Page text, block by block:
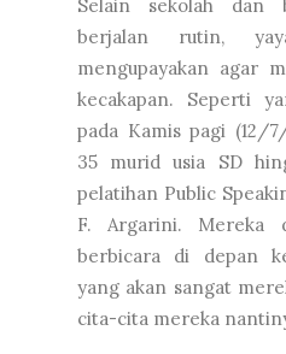
Selain sekolah dan
berjalan rutin,
mengupayakan agar
kecakapan. Seperti
pada Kamis pagi (12/
35 murid usia SD
pelatihan Public
F. Argarini. Mereka
berbicara di depan
yang akan sangat
cita-cita mereka